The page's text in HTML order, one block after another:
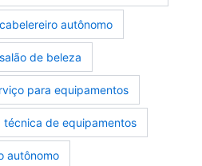
autônomo
de beleza
para equipamentos
técnica de equipamentos
autônomo